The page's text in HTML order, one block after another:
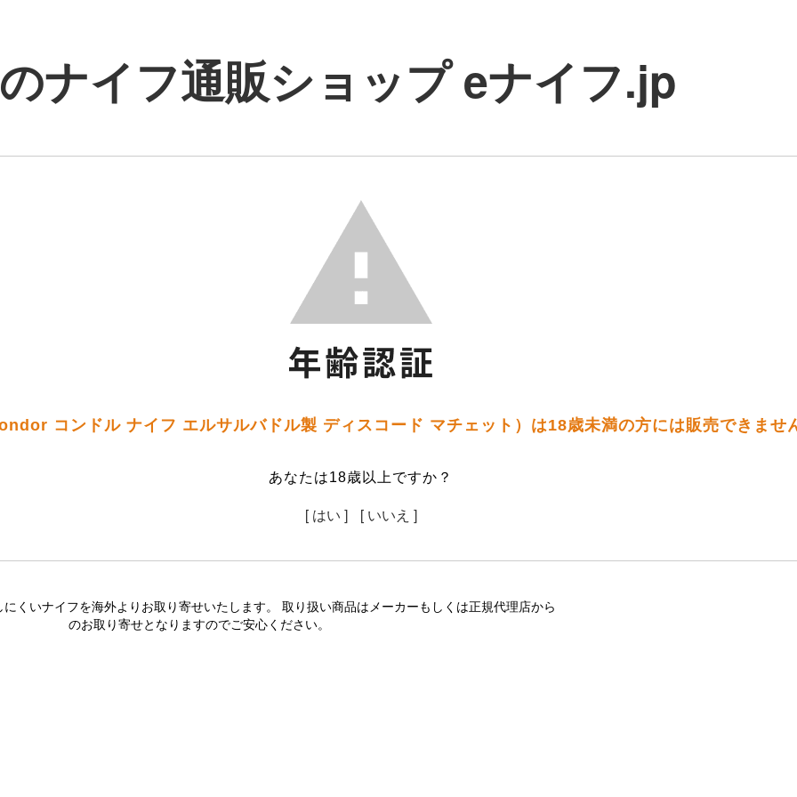
ナイフ通販ショップ eナイフ.jp
コンドル ナイフ エルサルバドル製 ディスコード マチェット）は18歳未満の方には販売できませ
あなたは18歳以上ですか？
[ はい ] [ いいえ ]
くいナイフを海外よりお取り寄せいたします。 取り扱い商品はメーカーもしくは正規代理店から
のお取り寄せとなりますのでご安心ください。